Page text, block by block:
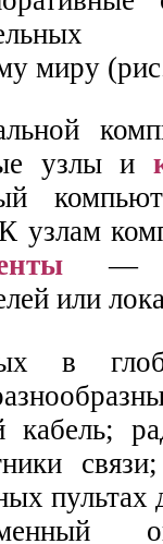
миру
узлы и
узлам
—
или
в
кабель;
пультах